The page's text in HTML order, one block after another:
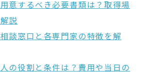
意するべき必要書類は？取得場
説
談窓口と各専門家の特徴を解
の役割と条件は？費用や当日の